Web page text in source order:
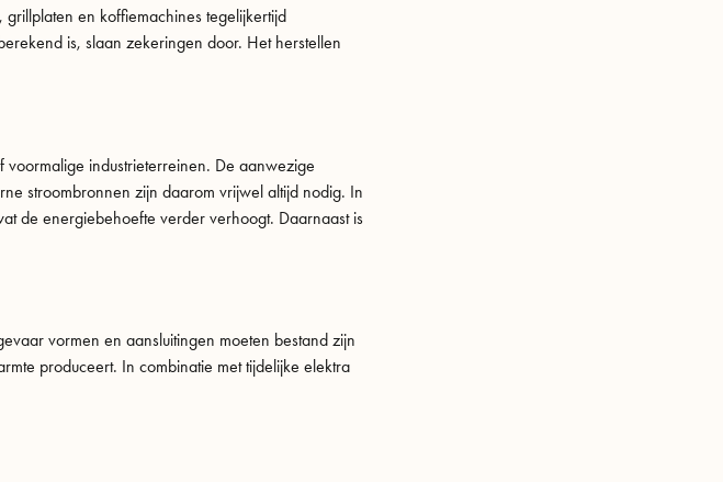
en koffiemachines tegelijkertijd
is, slaan zekeringen door. Het herstellen
voormalige industrieterreinen. De aanwezige
stroombronnen zijn daarom vrijwel altijd nodig. In
de energiebehoefte verder verhoogt. Daarnaast is
vormen en aansluitingen moeten bestand zijn
produceert. In combinatie met tijdelijke elektra